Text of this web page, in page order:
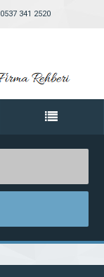
0537 341 2520